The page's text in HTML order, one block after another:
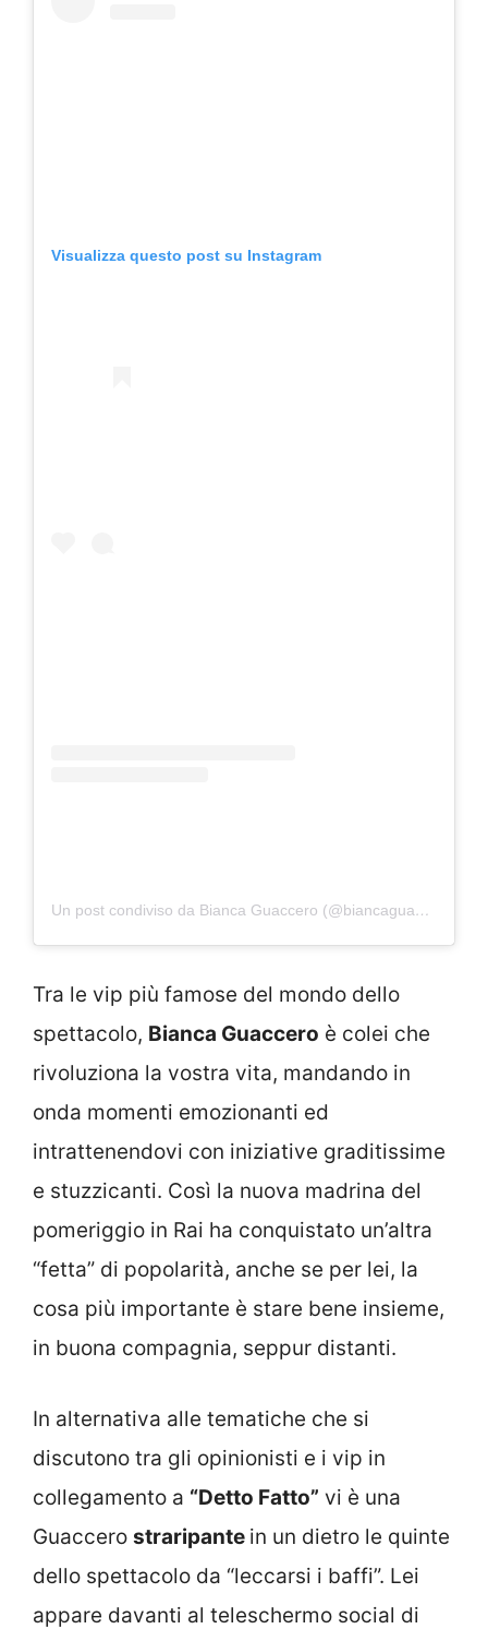
Visualizza questo post su Instagram
Un post condiviso da Bianca Guaccero (@biancaguacceroreal)
Tra le vip più famose del mondo dello
spettacolo, Bianca Guaccero è colei che
rivoluziona la vostra vita, mandando in
onda momenti emozionanti ed
intrattenendovi con iniziative graditissime
e stuzzicanti. Così la nuova madrina del
pomeriggio in Rai ha conquistato un’altra
“fetta” di popolarità, anche se per lei, la
cosa più importante è stare bene insieme,
in buona compagnia, seppur distanti.
In alternativa alle tematiche che si
discutono tra gli opinionisti e i vip in
collegamento a “Detto Fatto” vi è una
Guaccero straripante in un dietro le quinte
dello spettacolo da “leccarsi i baffi”. Lei
appare davanti al teleschermo social di